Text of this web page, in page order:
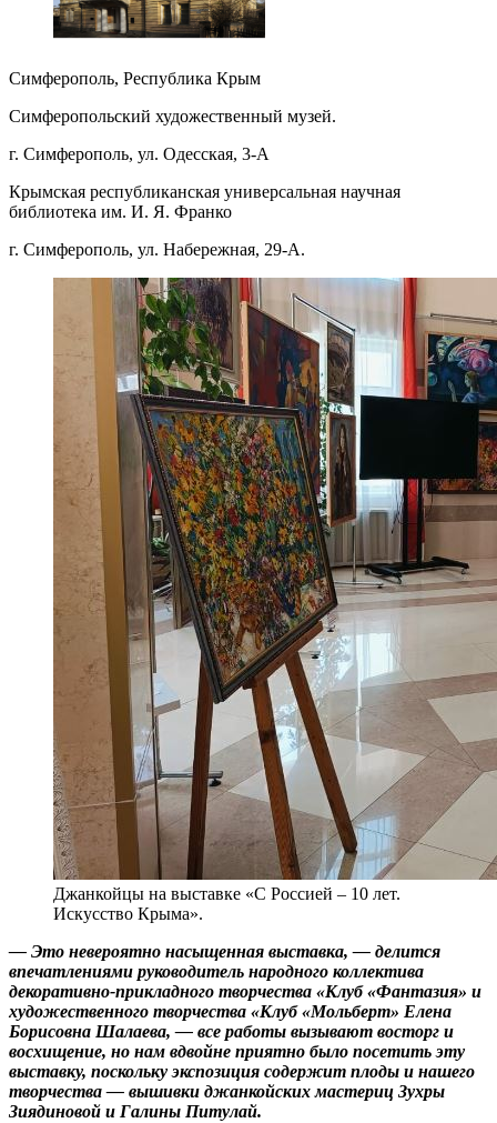
Симферополь, Республика Крым
Симферопольский художественный музей.
г. Симферополь, ул. Одесская, 3-А
Крымская республиканская универсальная научная
библиотека им. И. Я. Франко
г. Симферополь, ул. Набережная, 29-А.
Джанкойцы на выставке «С Россией – 10 лет.
Искусство Крыма».
— Это невероятно насыщенная выставка, — делится
впечатлениями руководитель народного коллектива
декоративно-прикладного творчества «Клуб «Фантазия» и
художественного творчества «Клуб «Мольберт» Елена
Борисовна Шалаева, — все работы вызывают восторг и
восхищение, но нам вдвойне приятно было посетить эту
выставку, поскольку экспозиция содержит плоды и нашего
творчества — вышивки джанкойских мастериц Зухры
Зиядиновой и Галины Питулай.